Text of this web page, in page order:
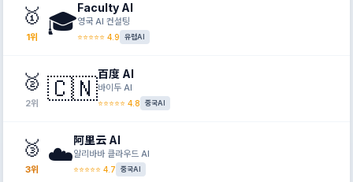
🥇
1위 🎓Faculty AI
영국 AI 컨설팅
⭐⭐⭐⭐⭐ 4.9 유럽AI
🥈
2위 🇨🇳百度 AI
바이두 AI
⭐⭐⭐⭐⭐ 4.8 중국AI
🥉
3위 ☁️阿里云 AI
알리바바 클라우드 AI
⭐⭐⭐⭐⭐ 4.7 중국AI